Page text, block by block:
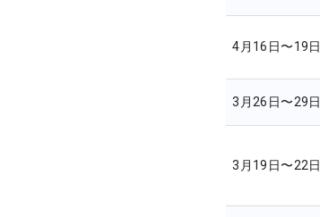
4月16日〜19日
3月26日〜29日
3月19日〜22日